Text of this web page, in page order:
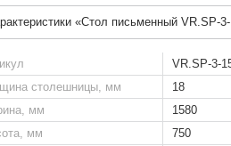
«Стол письменный VR.SP-
VR.SP-3-
столешницы, мм
18
мм
1580
мм
750